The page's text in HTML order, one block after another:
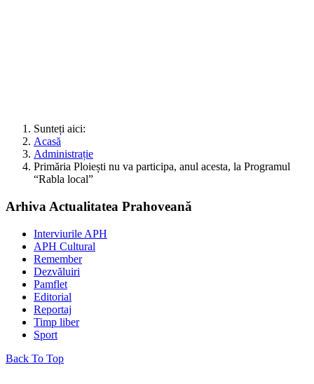
Sunteți aici:
Acasă
Administrație
Primăria Ploiești nu va participa, anul acesta, la Programul
“Rabla local”
Arhiva Actualitatea Prahoveană
Interviurile APH
APH Cultural
Remember
Dezvăluiri
Pamflet
Editorial
Reportaj
Timp liber
Sport
Back To Top